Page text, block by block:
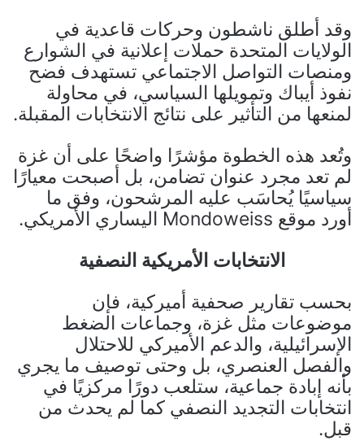
وقد أطلق ناشطون وحركات قاعدية في
الولايات المتحدة حملات إعلانية في الشوارع
ومنصات التواصل الاجتماعي تستهدف فضح
نفوذ أيباك وتمويلها السياسي، في محاولة
لمنعها من التأثير على نتائج الانتخابات المقبلة.
وتُعد هذه الخطوة مؤشرًا واضحًا على أن غزة
لم تعد مجرد عنوان تضامن، بل أصبحت معيارًا
سياسيًا يُحاسَب عليه المرشحون، وفق ما
أورد موقع Mondoweiss اليساري الأمريكي.
الانتخابات الأمريكية النصفية
بحسب تقارير صحفية أميركية، فإن
موضوعات مثل غزة، وجماعات الضغط
الإسرائيلية، والدعم الأميركي للاحتلال
والفصل العنصري، بل وحتى توصيف ما يجري
بأنه إبادة جماعية، ستلعب دورًا مركزيًا في
انتخابات التجديد النصفي كما لم يحدث من
قبل.